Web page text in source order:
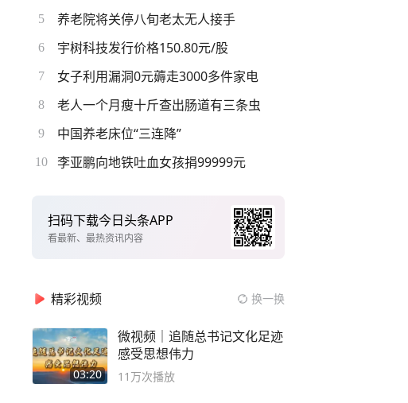
5 养老院将关停八旬老太无人接手
6 宇树科技发行价格150.80元/股
7 女子利用漏洞0元薅走3000多件家电
8 老人一个月瘦十斤查出肠道有三条虫
9 中国养老床位“三连降”
10 李亚鹏向地铁吐血女孩捐99999元
扫码下载今日头条APP
看最新、最热资讯内容
精彩视频 换一换
03:20
微视频｜追随总书记文化足迹
感受思想伟力
11万次播放